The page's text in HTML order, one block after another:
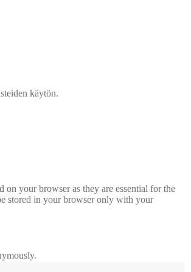
käytön.
on your browser as they are essential for the
stored in your browser only with your